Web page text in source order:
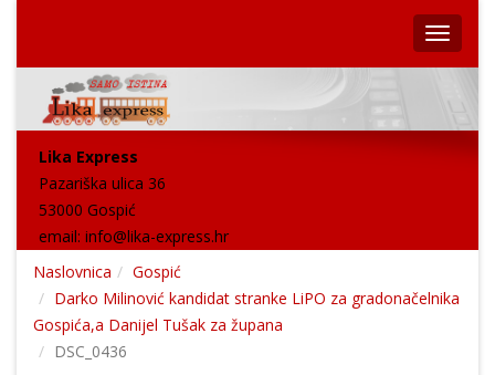
Lika Express
Pazariška ulica 36
53000 Gospić
email: info@lika-express.hr
Naslovnica
Gospić
Darko Milinović kandidat stranke LiPO za gradonačelnika
Gospića,a Danijel Tušak za župana
DSC_0436